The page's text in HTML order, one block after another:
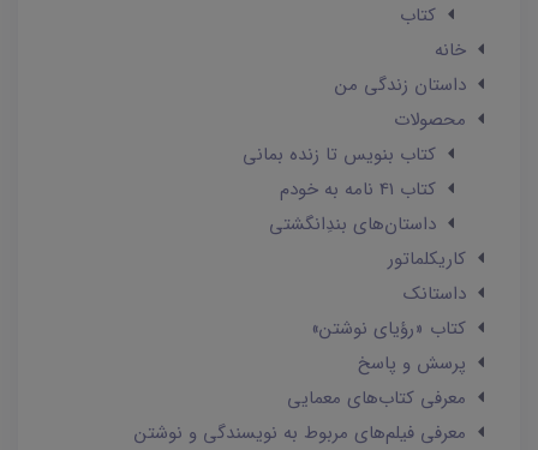
کتاب
خانه
داستان زندگی من
محصولات
کتاب بنویس تا زنده بمانی
کتاب 41 نامه به خودم
داستان‌های بندِانگشتی
کاریکلماتور
داستانک‌
کتاب «رؤیای نوشتن»
پرسش و پاسخ
معرفی کتاب‌های معمایی
معرفی فیلم‌های مربوط به نویسندگی و نوشتن